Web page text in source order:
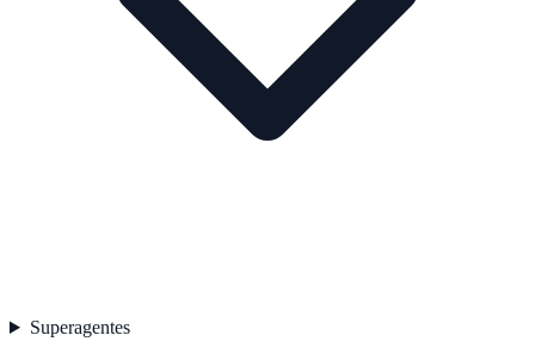
Superagentes